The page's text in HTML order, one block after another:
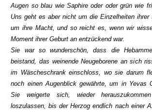
Augen so blau wie Saphire oder oder grün wie
Uns geht es aber nicht um die Einzelheiten ihrer
um ihre Macht, und so reicht es, wenn wir
Moment ihrer Geburt an entzückend war.
Sie war so wunderschön, dass die
beistand, das weinende Neugeborene an sich
im Wäscheschrank einschloss, wo sie darum
noch einen Augenblick gewährte, um in Yevas
Sie weigerte sich, wieder
loszulassen, bis der Herzog endlich nach einer